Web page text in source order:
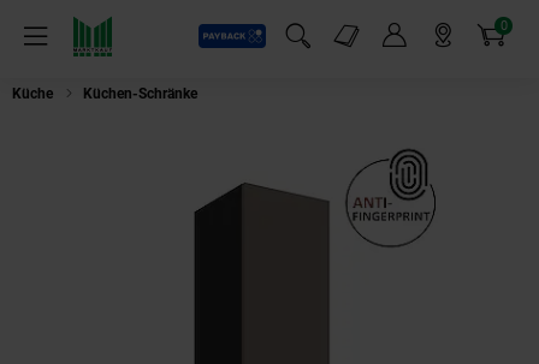
Menü
Payback
Suchfeld einblenden
Markt-Angebote 0
Artikel
Küche Küchen-Schränke